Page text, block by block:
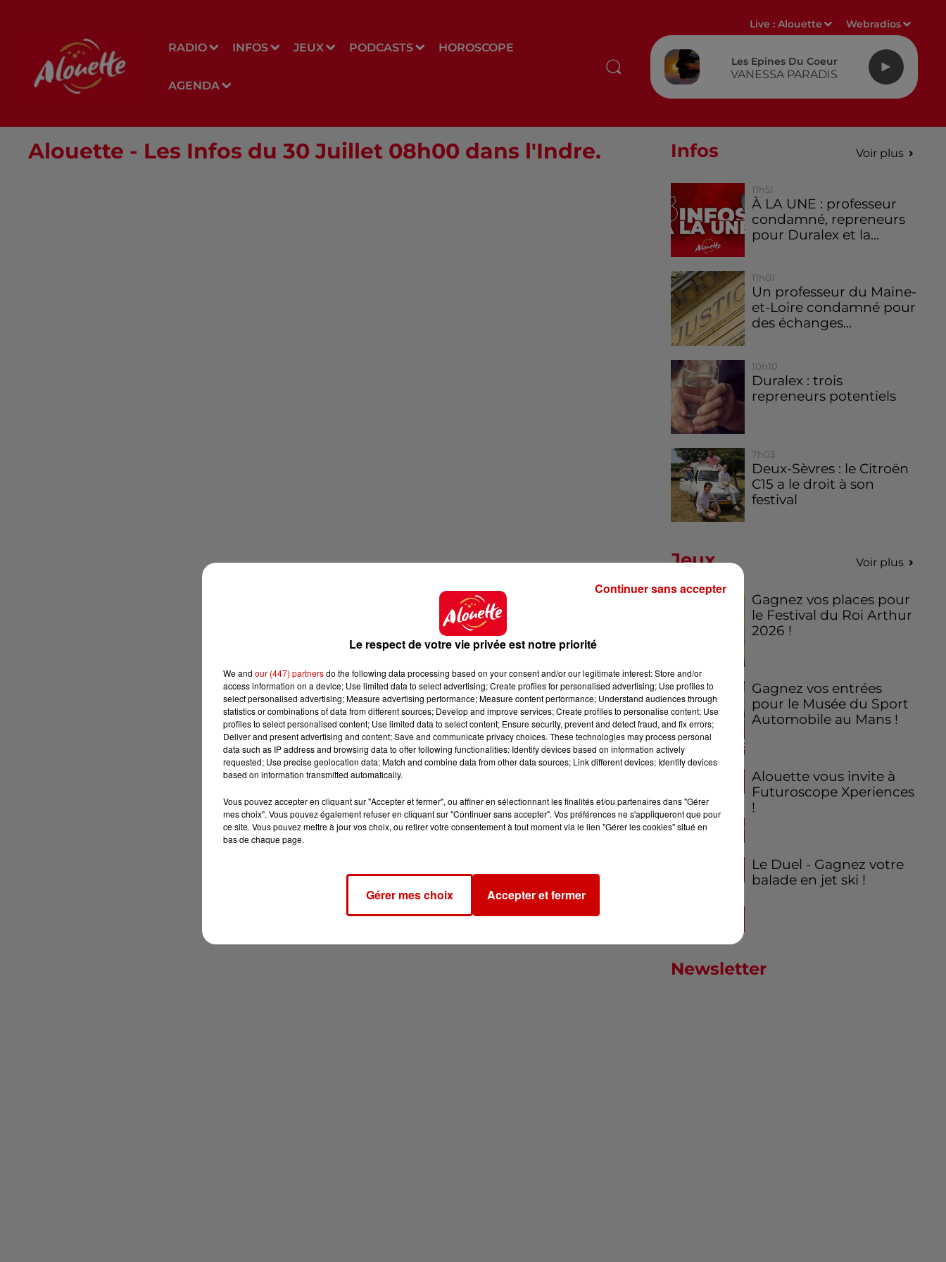
RADIO INFOS JEUX PODCASTS HOROSCOPE
AGENDA
Live :Alouette Webradios
Les Epines Du Coeur
VANESSA PARADIS
Alouette - Les Infos du 30 Juillet 08h00 dans l'Indre. Infos Voir plus
11h51
À LA UNE : professeur
condamné, repreneurs
pour Duralex et la...
11h01
Un professeur du Maine-
et-Loire condamné pour
des échanges...
10h10
Duralex : trois
repreneurs potentiels
7h03
Deux-Sèvres : le Citroën
C15 a le droit à son
festival
Jeux Voir plus
Gagnez vos places pour
le Festival du Roi Arthur
2026 !
Gagnez vos entrées
pour le Musée du Sport
Automobile au Mans !
Alouette vous invite à
Futuroscope Xperiences
!
Le Duel - Gagnez votre
balade en jet ski !
Newsletter
Le respect de votre vie privée est notre priorité
We and our (447) partnersdo the following data processing based on your consent and/or our legitimate interest: Store and/or
access information on a device; Use limited data to select advertising; Create profiles for personalised advertising; Use profiles to
select personalised advertising; Measure advertising performance; Measure content performance; Understand audiences through
statistics or combinations of data from different sources; Develop and improve services; Create profiles to personalise content; Use
profiles to select personalised content; Use limited data to select content; Ensure security, prevent and detect fraud, and fix errors;
Deliver and present advertising and content; Save and communicate privacy choices. These technologies may process personal
data such as IP address and browsing data to offer following functionalities: Identify devices based on information actively
requested; Use precise geolocation data; Match and combine data from other data sources; Link different devices; Identify devices
based on information transmitted automatically.
Vous pouvez accepter en cliquant sur "Accepter et fermer", ou affiner en sélectionnant les finalités et/ou partenaires dans "Gérer
mes choix". Vous pouvez également refuser en cliquant sur "Continuer sans accepter". Vos préférences ne s'appliqueront que pour
ce site. Vous pouvez mettre à jour vos choix, ou retirer votre consentement à tout moment via le lien "Gérer les cookies" situé en
bas de chaque page.
Gérer mes choix Accepter et fermer
Continuer sans accepter